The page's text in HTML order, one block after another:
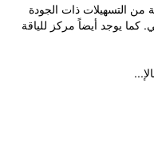
مجموعة من التسهيلات ذات الجودة
يوجد أيضاً مركز للياقة